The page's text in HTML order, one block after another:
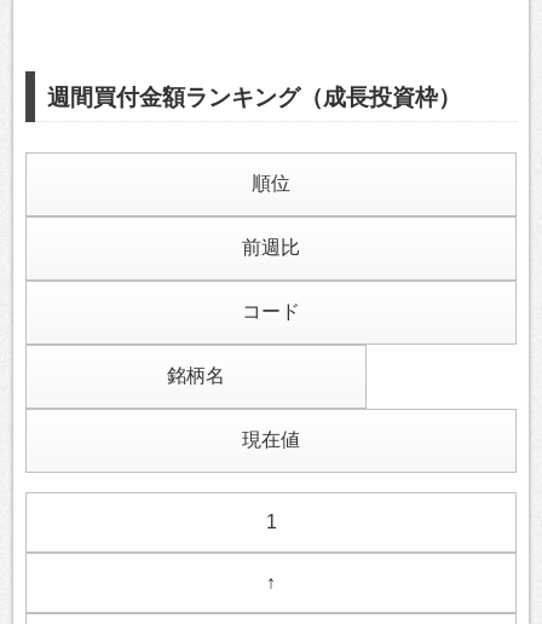
週間買付金額ランキング（成長投資枠）
順位
前週比
コード
銘柄名
現在値
1
↑